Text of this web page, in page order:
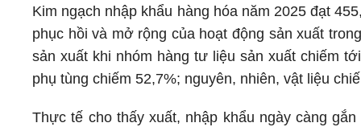
Kim ngạch nhập khẩu hàng hóa năm 2025 đạt
phục hồi và mở rộng của hoạt động sản xuất
sản xuất khi nhóm hàng tư liệu sản xuất chiếm
phụ tùng chiếm 52,7%; nguyên, nhiên, vật liệu
Thực tế cho thấy xuất, nhập khẩu ngày càng